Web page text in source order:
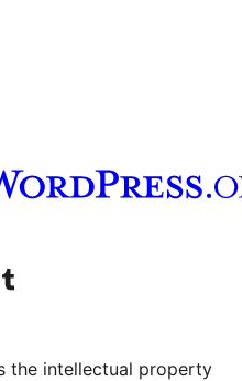
chaîne YouTube
Visiter notre compte Tumblr
the intellectual property